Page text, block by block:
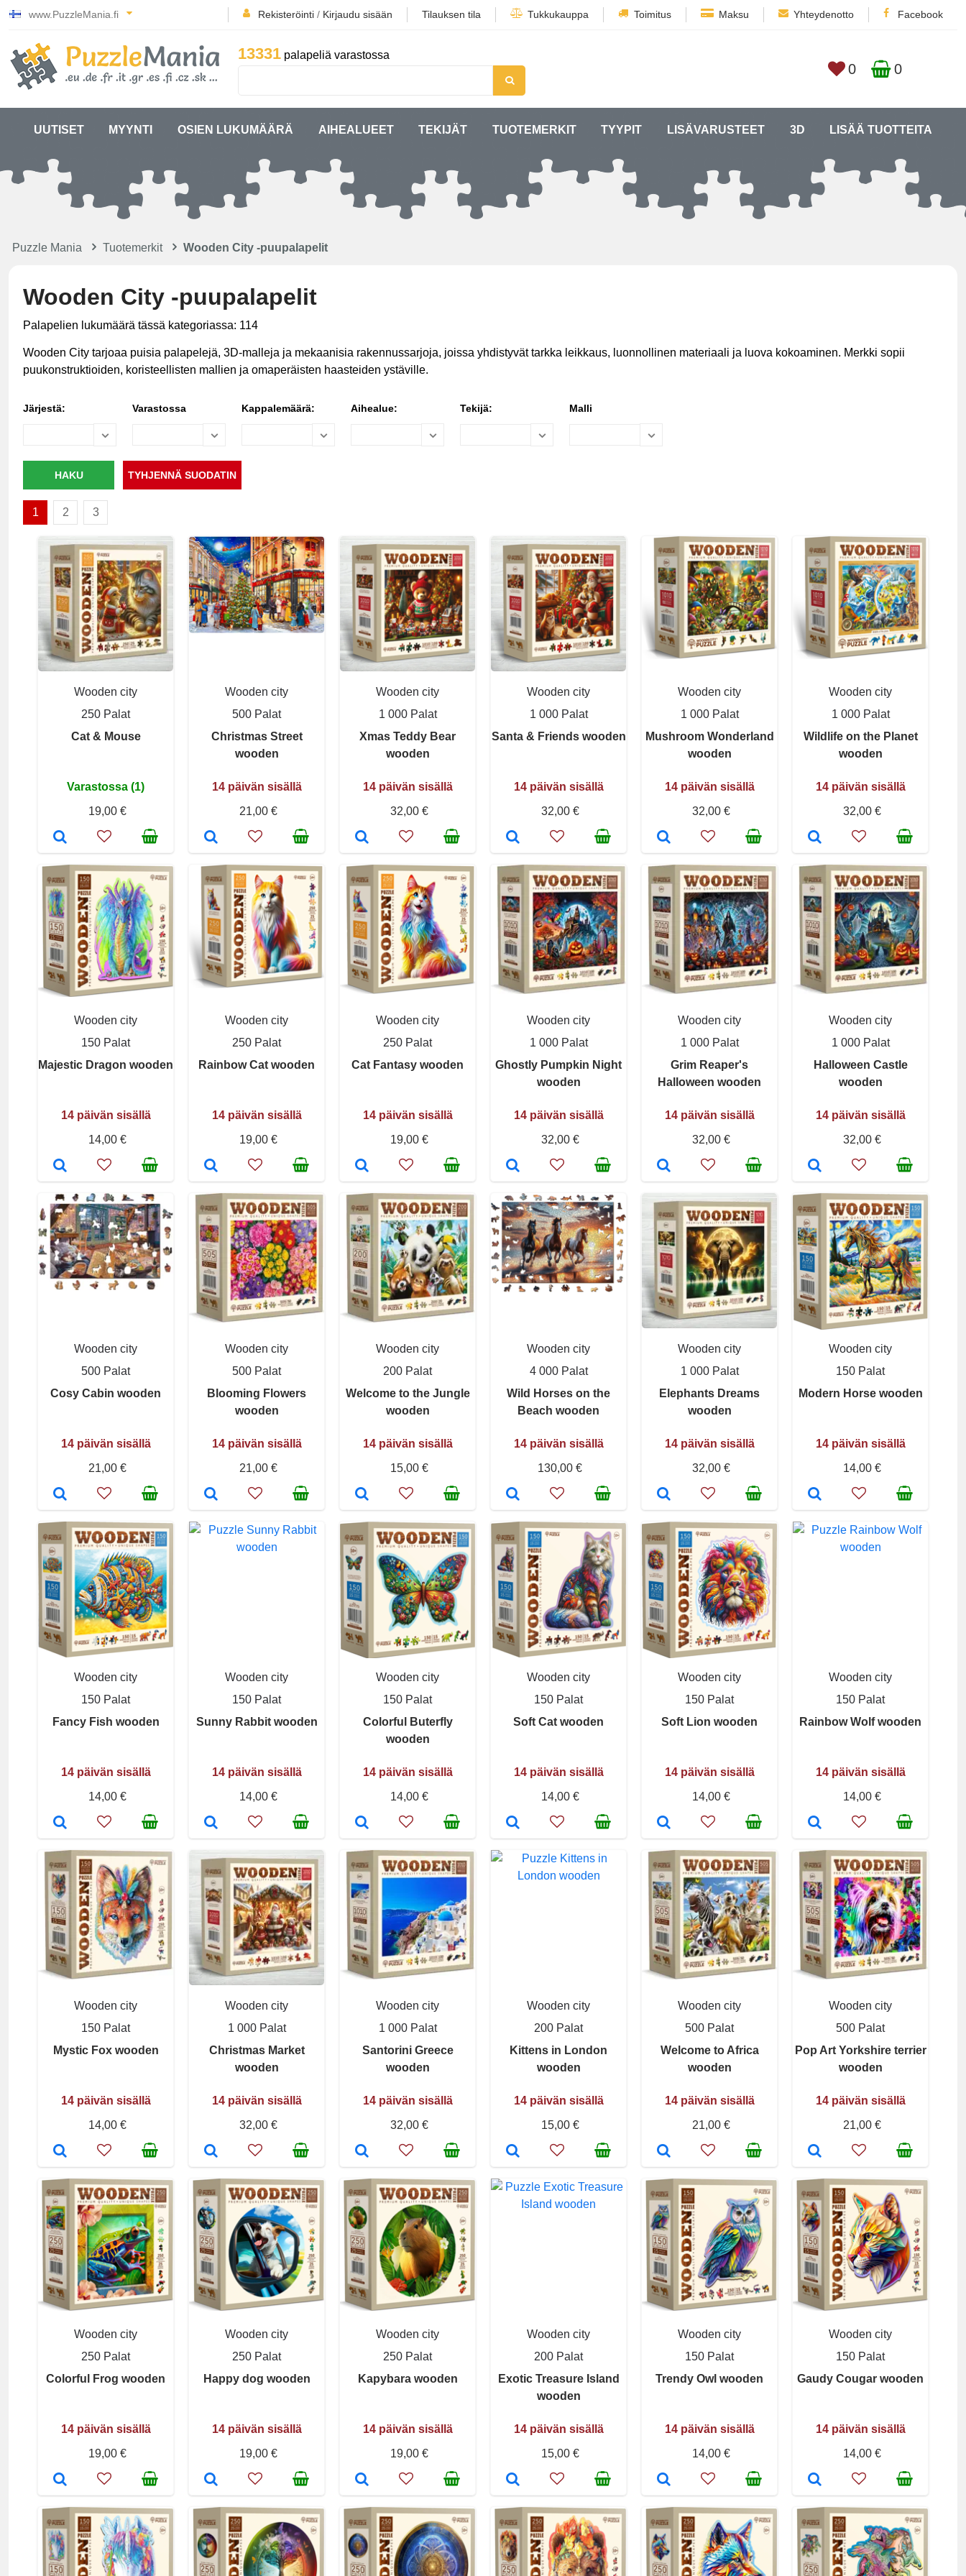
www.PuzzleMania.fi Rekisteröinti / Kirjaudu sisään Tilauksen tila Tukkukauppa Toimitus Maksu Yhteydenotto Facebook
13331 palapeliä varastossa
0 0
UUTISET MYYNTI OSIEN LUKUMÄÄRÄ AIHEALUEET TEKIJÄT TUOTEMERKIT TYYPIT LISÄVARUSTEET 3D LISÄÄ TUOTTEITA
Puzzle Mania Tuotemerkit Wooden City -puupalapelit
Wooden City -puupalapelit
Palapelien lukumäärä tässä kategoriassa: 114
Wooden City tarjoaa puisia palapelejä, 3D-malleja ja mekaanisia rakennussarjoja, joissa yhdistyvät tarkka leikkaus, luonnollinen materiaali ja luova kokoaminen. Merkki sopii
puukonstruktioiden, koristeellisten mallien ja omaperäisten haasteiden ystäville.
Järjestä: Varastossa Kappalemäärä: Aihealue: Tekijä: Malli
1 2 3
Wooden city
250 Palat
Cat & Mouse
Varastossa (1)
19,00 €
Wooden city
500 Palat
Christmas Street
wooden
14 päivän sisällä
21,00 €
Wooden city
1 000 Palat
Xmas Teddy Bear
wooden
14 päivän sisällä
32,00 €
Wooden city
1 000 Palat
Santa & Friends wooden
14 päivän sisällä
32,00 €
Wooden city
1 000 Palat
Mushroom Wonderland
wooden
14 päivän sisällä
32,00 €
Wooden city
1 000 Palat
Wildlife on the Planet
wooden
14 päivän sisällä
32,00 €
Wooden city
150 Palat
Majestic Dragon wooden
14 päivän sisällä
14,00 €
Wooden city
250 Palat
Rainbow Cat wooden
14 päivän sisällä
19,00 €
Wooden city
250 Palat
Cat Fantasy wooden
14 päivän sisällä
19,00 €
Wooden city
1 000 Palat
Ghostly Pumpkin Night
wooden
14 päivän sisällä
32,00 €
Wooden city
1 000 Palat
Grim Reaper's
Halloween wooden
14 päivän sisällä
32,00 €
Wooden city
1 000 Palat
Halloween Castle
wooden
14 päivän sisällä
32,00 €
Wooden city
500 Palat
Cosy Cabin wooden
14 päivän sisällä
21,00 €
Wooden city
500 Palat
Blooming Flowers
wooden
14 päivän sisällä
21,00 €
Wooden city
200 Palat
Welcome to the Jungle
wooden
14 päivän sisällä
15,00 €
Wooden city
4 000 Palat
Wild Horses on the
Beach wooden
14 päivän sisällä
130,00 €
Wooden city
1 000 Palat
Elephants Dreams
wooden
14 päivän sisällä
32,00 €
Wooden city
150 Palat
Modern Horse wooden
14 päivän sisällä
14,00 €
Wooden city
150 Palat
Fancy Fish wooden
14 päivän sisällä
14,00 €
Wooden city
150 Palat
Sunny Rabbit wooden
14 päivän sisällä
14,00 €
Wooden city
150 Palat
Colorful Buterfly
wooden
14 päivän sisällä
14,00 €
Wooden city
150 Palat
Soft Cat wooden
14 päivän sisällä
14,00 €
Wooden city
150 Palat
Soft Lion wooden
14 päivän sisällä
14,00 €
Wooden city
150 Palat
Rainbow Wolf wooden
14 päivän sisällä
14,00 €
Wooden city
150 Palat
Mystic Fox wooden
14 päivän sisällä
14,00 €
Wooden city
1 000 Palat
Christmas Market
wooden
14 päivän sisällä
32,00 €
Wooden city
1 000 Palat
Santorini Greece
wooden
14 päivän sisällä
32,00 €
Wooden city
200 Palat
Kittens in London
wooden
14 päivän sisällä
15,00 €
Wooden city
500 Palat
Welcome to Africa
wooden
14 päivän sisällä
21,00 €
Wooden city
500 Palat
Pop Art Yorkshire terrier
wooden
14 päivän sisällä
21,00 €
Wooden city
250 Palat
Colorful Frog wooden
14 päivän sisällä
19,00 €
Wooden city
250 Palat
Happy dog wooden
14 päivän sisällä
19,00 €
Wooden city
250 Palat
Kapybara wooden
14 päivän sisällä
19,00 €
Wooden city
200 Palat
Exotic Treasure Island
wooden
14 päivän sisällä
15,00 €
Wooden city
150 Palat
Trendy Owl wooden
14 päivän sisällä
14,00 €
Wooden city
150 Palat
Gaudy Cougar wooden
14 päivän sisällä
14,00 €